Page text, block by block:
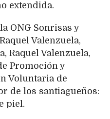
extendida.
ONG Sonrisas y
Valenzuela,
Raquel Valenzuela,
Promoción y
Voluntaria de
de los santiagueños:
piel.